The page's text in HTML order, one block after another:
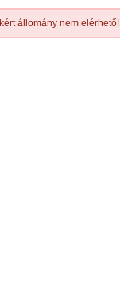
állomány nem elérhető!